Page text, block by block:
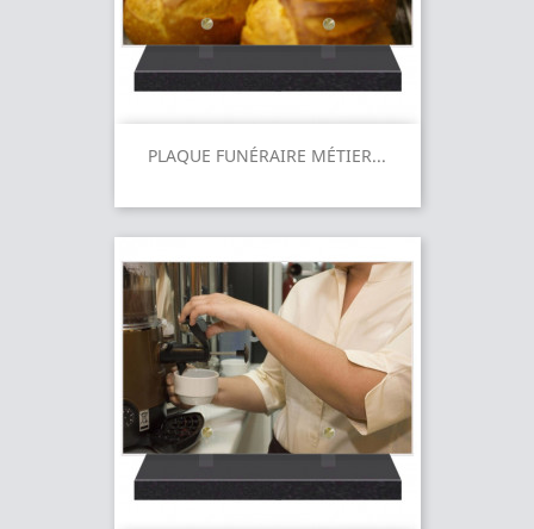
PLAQUE FUNÉRAIRE MÉTIER...